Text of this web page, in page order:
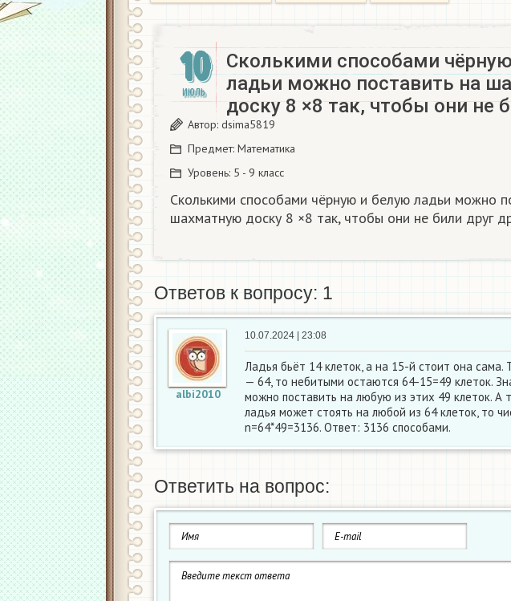
10
ИЮЛЬ
Сколькими способами
ладьи можно поставить на
доску 8 ×8 так, чтобы они не
Автор: dsima5819
Предмет: Математика
Уровень: 5 - 9 класс
Сколькими способами чёрную и белую ладьи можно
шахматную доску 8 ×8 так, чтобы они не били друг
Ответов к вопросу: 1
albi2010
10.07.2024 | 23:08
Ладья бьёт 14 клеток, а на 15-й стоит она сама.
— 64, то небитыми остаются 64-15=49 клеток.
можно поставить на любую из этих 49 клеток. А
ладья может стоять на любой из 64 клеток, то
n=64*49=3136. Ответ: 3136 способами.
Ответить на вопрос: